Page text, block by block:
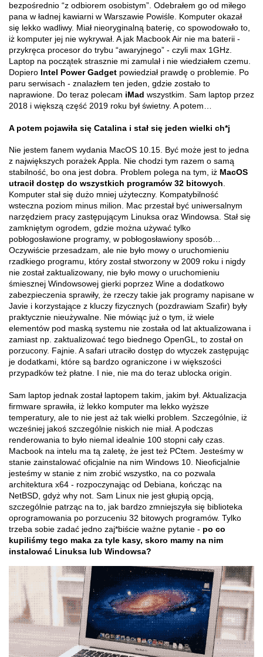
bezpośrednio “z odbiorem osobistym”. Odebrałem go od miłego
pana w ładnej kawiarni w Warszawie Powiśle. Komputer okazał
się lekko wadliwy. Miał nieoryginalną baterię, co spowodowało to,
iż komputer jej nie wykrywał. A jak Macbook Air nie ma baterii -
przykręca procesor do trybu “awaryjnego” - czyli max 1GHz.
Laptop na początek strasznie mi zamulał i nie wiedziałem czemu.
Dopiero Intel Power Gadget powiedział prawdę o problemie. Po
paru serwisach - znalazłem ten jeden, gdzie zostało to
naprawione. Do teraz polecam iMad wszystkim. Sam laptop przez
2018 i większą część 2019 roku był świetny. A potem…
A potem pojawiła się Catalina i stał się jeden wielki ch*j
Nie jestem fanem wydania MacOS 10.15. Być może jest to jedna
z największych porażek Appla. Nie chodzi tym razem o samą
stabilność, bo ona jest dobra. Problem polega na tym, iż MacOS
utracił dostęp do wszystkich programów 32 bitowych.
Komputer stał się dużo mniej użyteczny. Kompatybilność
wsteczna poziom minus milion. Mac przestał być uniwersalnym
narzędziem pracy zastępującym Linuksa oraz Windowsa. Stał się
zamkniętym ogrodem, gdzie można używać tylko
pobłogosławione programy, w pobłogosławiony sposób…
Oczywiście przesadzam, ale nie było mowy o uruchomieniu
rzadkiego programu, który został stworzony w 2009 roku i nigdy
nie został zaktualizowany, nie było mowy o uruchomieniu
śmiesznej Windowsowej gierki poprzez Wine a dodatkowo
zabezpieczenia sprawiły, że rzeczy takie jak programy napisane w
Javie i korzystające z kluczy fizycznych (pozdrawiam Szafir) były
praktycznie nieużywalne. Nie mówiąc już o tym, iż wiele
elementów pod maską systemu nie została od lat aktualizowana i
zamiast np. zaktualizować tego biednego OpenGL, to został on
porzucony. Fajnie. A safari utraciło dostęp do wtyczek zastępując
je dodatkami, które są bardzo ograniczone i w większości
przypadków też płatne. I nie, nie ma do teraz ublocka origin.
Sam laptop jednak został laptopem takim, jakim był. Aktualizacja
firmware sprawiła, iż lekko komputer ma lekko wyższe
temperatury, ale to nie jest aż tak wielki problem. Szczególnie, iż
wcześniej jakoś szczególnie niskich nie miał. A podczas
renderowania to było niemal idealnie 100 stopni cały czas.
Macbook na intelu ma tą zaletę, że jest też PCtem. Jesteśmy w
stanie zainstalować oficjalnie na nim Windows 10. Nieoficjalnie
jesteśmy w stanie z nim zrobić wszystko, na co pozwala
architektura x64 - rozpoczynając od Debiana, kończąc na
NetBSD, gdyż why not. Sam Linux nie jest głupią opcją,
szczególnie patrząc na to, jak bardzo zmniejszyła się biblioteka
oprogramowania po porzuceniu 32 bitowych programów. Tylko
trzeba sobie zadać jedno zaj*biście ważne pytanie - po co
kupiliśmy tego maka za tyle kasy, skoro mamy na nim
instalować Linuksa lub Windowsa?